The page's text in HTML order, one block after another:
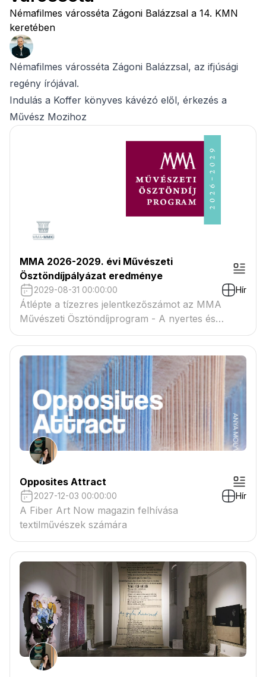
Némafilmes városséta Zágoni Balázzsal a 14. KMN
keretében
Némafilmes városséta Zágoni Balázzsal, az ifjúsági
regény írójával.
Indulás a Koffer könyves kávézó elől, érkezés a
Művész Mozihoz
MMA 2026-2029. évi Művészeti
Ösztöndíjpályázat eredménye
2029-08-31 00:00:00 Hír
Átlépte a tízezres jelentkezőszámot az MMA
Művészeti Ösztöndíjprogram - A nyertes és
tartaléklistás pályázók névsora megtekinthető a
csatolmányban
Opposites Attract
2027-12-03 00:00:00 Hír
A Fiber Art Now magazin felhívása
textilművészek számára